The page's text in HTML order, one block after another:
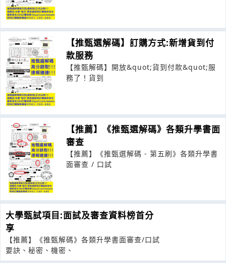
【推甄選解碼】訂購方式:新增貨到付
款服務
【推甄解碼】開放&quot;貨到付款&quot;服
務了！貨到
【推薦】《推甄選解碼》各類升學書面
審查
【推薦】《推甄選解碼 - 第五刷》各類升學書
面審查 / 口試
大學甄試項目:面試及審查資料榜首分
享
【推薦】《推甄解碼》各類升學書面審查/口試
要訣、秘密、機密、